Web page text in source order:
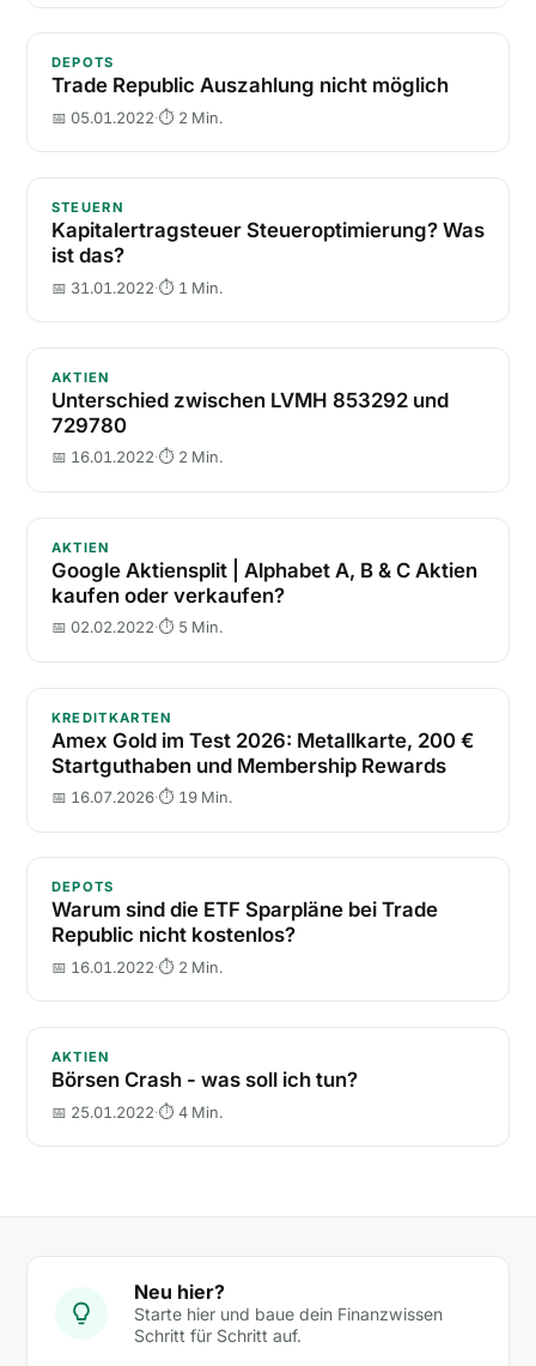
Trade Republic Auszahlung nicht möglich
DEPOTS
Trade Republic Auszahlung nicht möglich
📅 05.01.2022·⏱ 2 Min.
Kapitalertragsteuer Steueroptimierung? Was ist das?
STEUERN
Kapitalertragsteuer Steueroptimierung? Was
ist das?
📅 31.01.2022·⏱ 1 Min.
Unterschied zwischen LVMH 853292 und 729780
AKTIEN
Unterschied zwischen LVMH 853292 und
729780
📅 16.01.2022·⏱ 2 Min.
Google Aktiensplit | Alphabet A, B & C Aktien
AKTIEN
Google Aktiensplit | Alphabet A, B & C Aktien
kaufen oder verkaufen?
📅 02.02.2022·⏱ 5 Min.
Amex Gold im Test 2026: Metallkarte, 200 €
KREDITKARTEN
Amex Gold im Test 2026: Metallkarte, 200 €
Startguthaben und Membership Rewards
📅 16.07.2026·⏱ 19 Min.
Warum sind die ETF Sparpläne bei Trade Republic
DEPOTS
Warum sind die ETF Sparpläne bei Trade
Republic nicht kostenlos?
📅 16.01.2022·⏱ 2 Min.
Börsen Crash - was soll ich tun?
AKTIEN
Börsen Crash - was soll ich tun?
📅 25.01.2022·⏱ 4 Min.
Neu hier?
Starte hier und baue dein Finanzwissen
Schritt für Schritt auf.